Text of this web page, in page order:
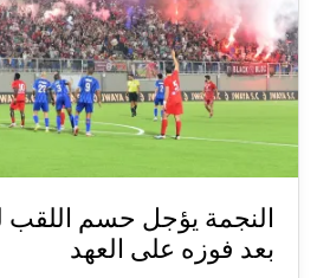
النجمة يؤجل حسم اللقب
بعد فوزه على العهد